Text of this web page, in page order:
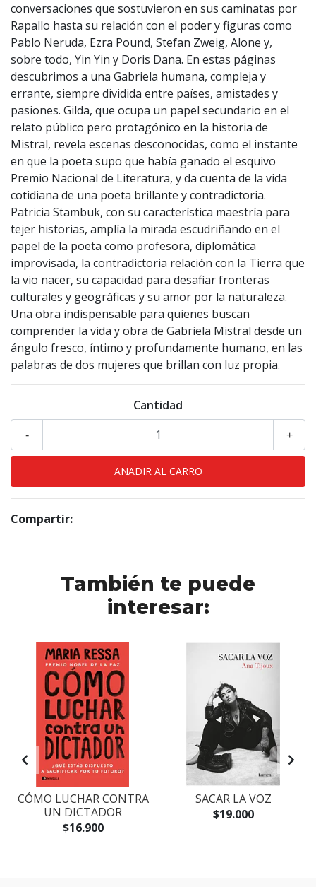
conversaciones que sostuvieron en sus caminatas por
Rapallo hasta su relación con el poder y figuras como
Pablo Neruda, Ezra Pound, Stefan Zweig, Alone y,
sobre todo, Yin Yin y Doris Dana. En estas páginas
descubrimos a una Gabriela humana, compleja y
errante, siempre dividida entre países, amistades y
pasiones. Gilda, que ocupa un papel secundario en el
relato público pero protagónico en la historia de
Mistral, revela escenas desconocidas, como el instante
en que la poeta supo que había ganado el esquivo
Premio Nacional de Literatura, y da cuenta de la vida
cotidiana de una poeta brillante y contradictoria.
Patricia Stambuk, con su característica maestría para
tejer historias, amplía la mirada escudriñando en el
papel de la poeta como profesora, diplomática
improvisada, la contradictoria relación con la Tierra que
la vio nacer, su capacidad para desafiar fronteras
culturales y geográficas y su amor por la naturaleza.
Una obra indispensable para quienes buscan
comprender la vida y obra de Gabriela Mistral desde un
ángulo fresco, íntimo y profundamente humano, en las
palabras de dos mujeres que brillan con luz propia.
Cantidad
+
-
Compartir:
También te puede
interesar:
CÓMO LUCHAR CONTRA
UN DICTADOR
$16.900
SACAR LA VOZ
$19.000